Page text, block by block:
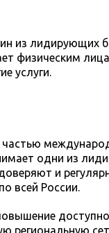
из лидирующих
физическим
услуги.
одни из
и
всей России.
региональную